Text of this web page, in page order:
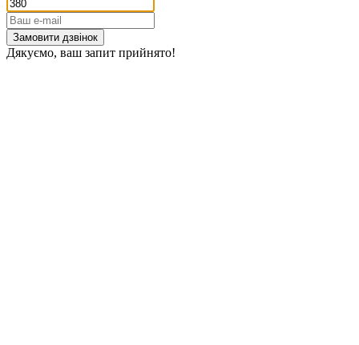
Замовити дзвінок
Дякуємо, ваш запит прийнято!